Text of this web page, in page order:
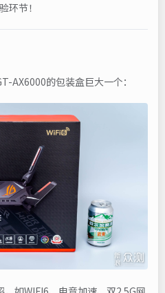
环节！
AX6000的包装盒巨大一个：